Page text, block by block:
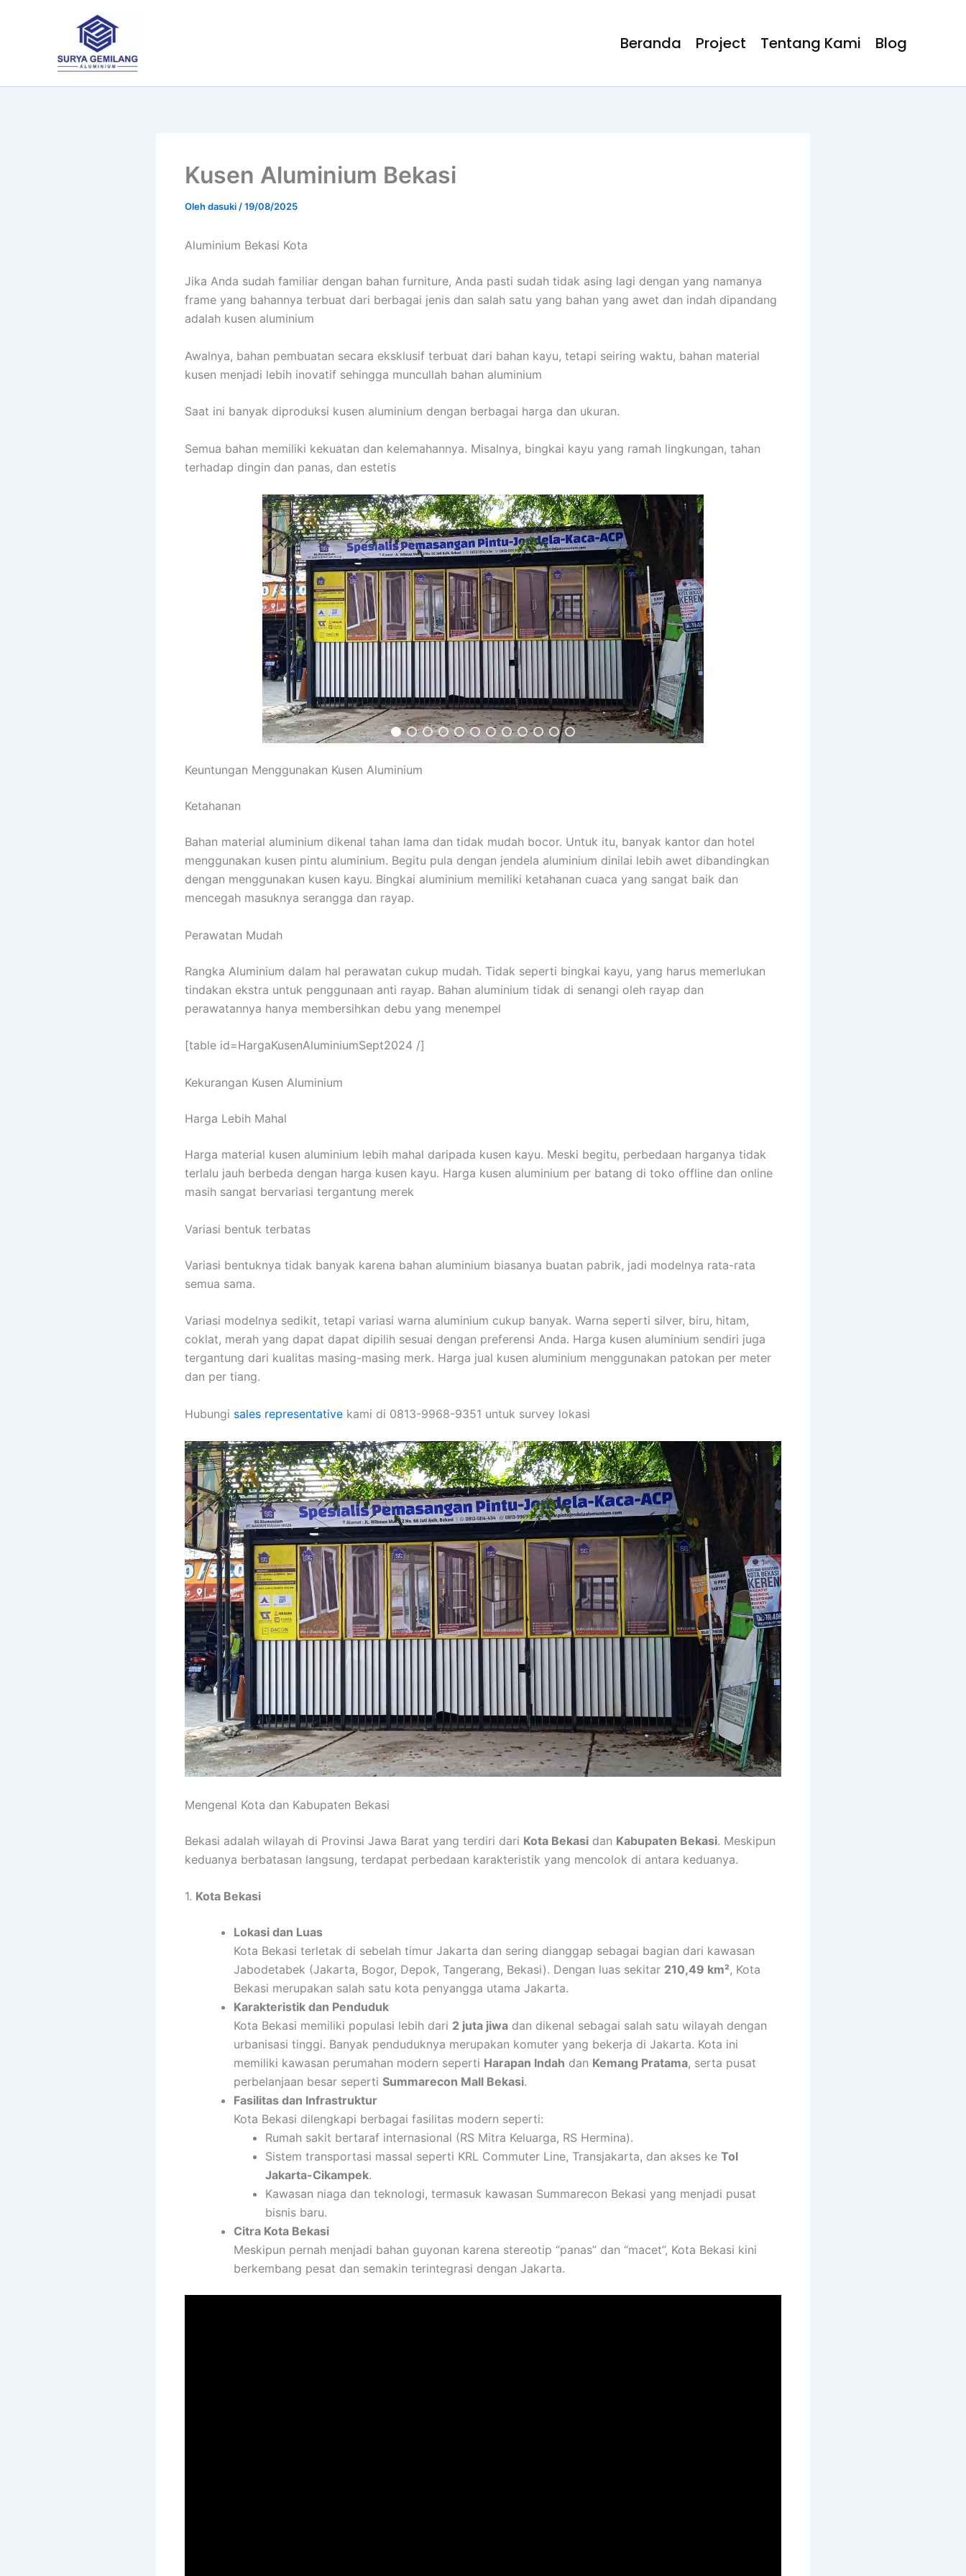
Beranda Project Tentang Kami Blog
Kusen Aluminium Bekasi
Olehdasuki /19/08/2025
Aluminium Bekasi Kota
Jika Anda sudah familiar dengan bahan furniture, Anda pasti sudah tidak asing lagi dengan yang namanya
frame yang bahannya terbuat dari berbagai jenis dan salah satu yang bahan yang awet dan indah dipandang
adalah kusen aluminium
Awalnya, bahan pembuatan secara eksklusif terbuat dari bahan kayu, tetapi seiring waktu, bahan material
kusen menjadi lebih inovatif sehingga muncullah bahan aluminium
Saat ini banyak diproduksi kusen aluminium dengan berbagai harga dan ukuran.
Semua bahan memiliki kekuatan dan kelemahannya. Misalnya, bingkai kayu yang ramah lingkungan, tahan
terhadap dingin dan panas, dan estetis
Keuntungan Menggunakan Kusen Aluminium
Ketahanan
Bahan material aluminium dikenal tahan lama dan tidak mudah bocor. Untuk itu, banyak kantor dan hotel
menggunakan kusen pintu aluminium. Begitu pula dengan jendela aluminium dinilai lebih awet dibandingkan
dengan menggunakan kusen kayu. Bingkai aluminium memiliki ketahanan cuaca yang sangat baik dan
mencegah masuknya serangga dan rayap.
Perawatan Mudah
Rangka Aluminium dalam hal perawatan cukup mudah. Tidak seperti bingkai kayu, yang harus memerlukan
tindakan ekstra untuk penggunaan anti rayap. Bahan aluminium tidak di senangi oleh rayap dan
perawatannya hanya membersihkan debu yang menempel
[table id=HargaKusenAluminiumSept2024 /]
Kekurangan Kusen Aluminium
Harga Lebih Mahal
Harga material kusen aluminium lebih mahal daripada kusen kayu. Meski begitu, perbedaan harganya tidak
terlalu jauh berbeda dengan harga kusen kayu. Harga kusen aluminium per batang di toko offline dan online
masih sangat bervariasi tergantung merek
Variasi bentuk terbatas
Variasi bentuknya tidak banyak karena bahan aluminium biasanya buatan pabrik, jadi modelnya rata-rata
semua sama.
Variasi modelnya sedikit, tetapi variasi warna aluminium cukup banyak. Warna seperti silver, biru, hitam,
coklat, merah yang dapat dapat dipilih sesuai dengan preferensi Anda. Harga kusen aluminium sendiri juga
tergantung dari kualitas masing-masing merk. Harga jual kusen aluminium menggunakan patokan per meter
dan per tiang.
Hubungi sales representative kami di 0813-9968-9351 untuk survey lokasi
Mengenal Kota dan Kabupaten Bekasi
Bekasi adalah wilayah di Provinsi Jawa Barat yang terdiri dari Kota Bekasi dan Kabupaten Bekasi. Meskipun
keduanya berbatasan langsung, terdapat perbedaan karakteristik yang mencolok di antara keduanya.
1. Kota Bekasi
Lokasi dan Luas
Kota Bekasi terletak di sebelah timur Jakarta dan sering dianggap sebagai bagian dari kawasan
Jabodetabek (Jakarta, Bogor, Depok, Tangerang, Bekasi). Dengan luas sekitar 210,49 km², Kota
Bekasi merupakan salah satu kota penyangga utama Jakarta.
Karakteristik dan Penduduk
Kota Bekasi memiliki populasi lebih dari 2 juta jiwa dan dikenal sebagai salah satu wilayah dengan
urbanisasi tinggi. Banyak penduduknya merupakan komuter yang bekerja di Jakarta. Kota ini
memiliki kawasan perumahan modern seperti Harapan Indah dan Kemang Pratama, serta pusat
perbelanjaan besar seperti Summarecon Mall Bekasi.
Fasilitas dan Infrastruktur
Kota Bekasi dilengkapi berbagai fasilitas modern seperti:
Rumah sakit bertaraf internasional (RS Mitra Keluarga, RS Hermina).
Sistem transportasi massal seperti KRL Commuter Line, Transjakarta, dan akses ke Tol
Jakarta-Cikampek.
Kawasan niaga dan teknologi, termasuk kawasan Summarecon Bekasi yang menjadi pusat
bisnis baru.
Citra Kota Bekasi
Meskipun pernah menjadi bahan guyonan karena stereotip “panas” dan “macet”, Kota Bekasi kini
berkembang pesat dan semakin terintegrasi dengan Jakarta.